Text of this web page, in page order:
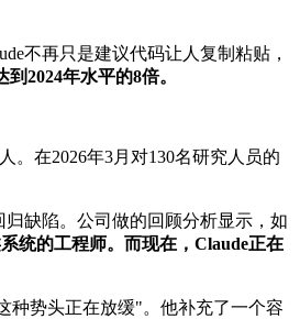
不再只是建议代码让人复制粘贴，
2024年水平的8倍。
。在2026年3月对130名研究人员的
缺陷。公司做的回顾分析显示，如
统的工程师。而现在，Claude正在
种势头正在放缓"。他补充了一个容